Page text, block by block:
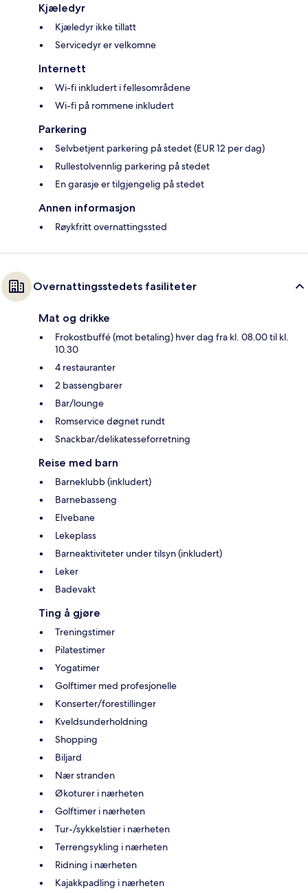
Kjæledyr
Kjæledyr ikke tillatt
Servicedyr er velkomne
Internett
Wi-fi inkludert i fellesområdene
Wi-fi på rommene inkludert
Parkering
Selvbetjent parkering på stedet (EUR 12 per dag)
Rullestolvennlig parkering på stedet
En garasje er tilgjengelig på stedet
Annen informasjon
Røykfritt overnattingssted
Overnattingsstedets fasiliteter
Mat og drikke
Frokostbuffé (mot betaling) hver dag fra kl. 08.00 til kl.
10.30
4 restauranter
2 bassengbarer
Bar/lounge
Romservice døgnet rundt
Snackbar/delikatesseforretning
Reise med barn
Barneklubb (inkludert)
Barnebasseng
Elvebane
Lekeplass
Barneaktiviteter under tilsyn (inkludert)
Leker
Badevakt
Ting å gjøre
Treningstimer
Pilatestimer
Yogatimer
Golftimer med profesjonelle
Konserter/forestillinger
Kveldsunderholdning
Shopping
Biljard
Nær stranden
Økoturer i nærheten
Golftimer i nærheten
Tur-/sykkelstier i nærheten
Terrengsykling i nærheten
Ridning i nærheten
Kajakkpadling i nærheten